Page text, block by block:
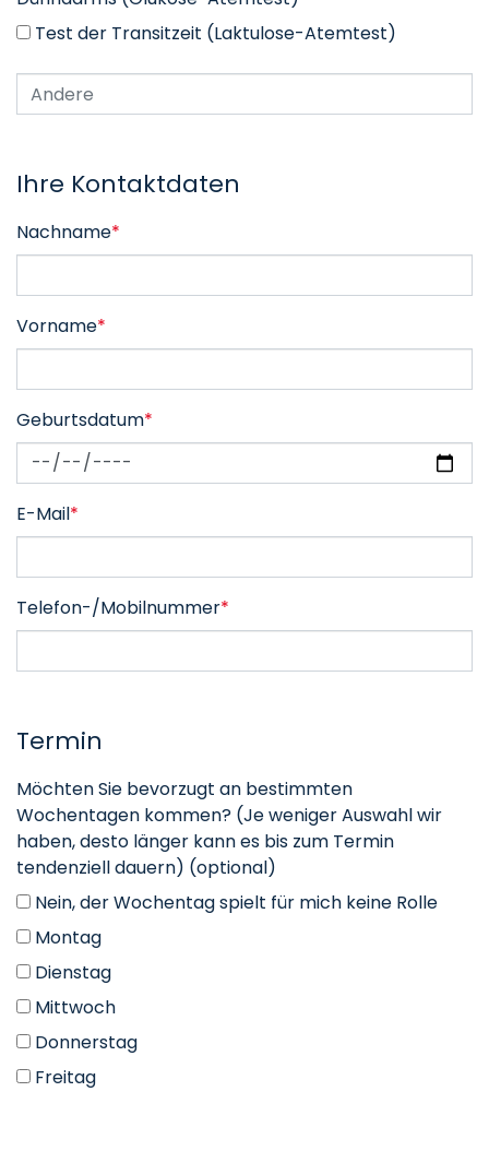
Test der Transitzeit (Laktulose-Atemtest)
Ihre Kontaktdaten
Nachname*
Vorname*
Geburtsdatum*
E-Mail*
Telefon-/Mobilnummer*
Termin
Möchten Sie bevorzugt an bestimmten
Wochentagen kommen? (Je weniger Auswahl wir
haben, desto länger kann es bis zum Termin
tendenziell dauern) (optional)
Nein, der Wochentag spielt für mich keine Rolle
Montag
Dienstag
Mittwoch
Donnerstag
Freitag